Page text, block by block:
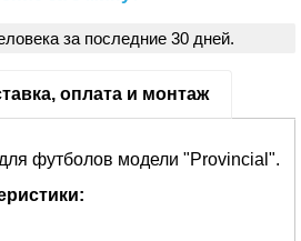
за последние 30 дней.
оплата и монтаж
футболов модели "Provincial".